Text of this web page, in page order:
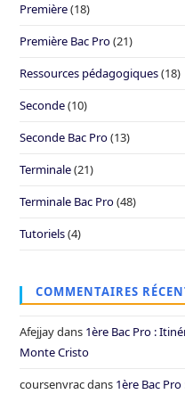
Première(18)
Première Bac Pro(21)
Ressources pédagogiques(18)
Seconde(10)
Seconde Bac Pro(13)
Terminale(21)
Terminale Bac Pro(48)
Tutoriels(4)
COMMENTAIRES
Afejjaydans 1ère Bac Pro :
Monte Cristo
coursenvracdans 1ère Bac